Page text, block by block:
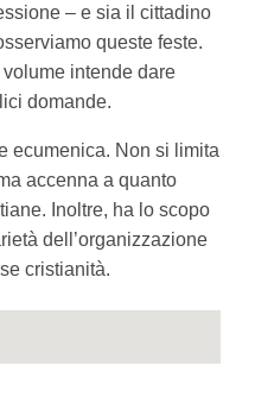
– e sia il cittadino
queste feste.
intende dare
domande.
ecumenica. Non si limita
accenna a quanto
Inoltre, ha lo scopo
dell’organizzazione
cristianità.